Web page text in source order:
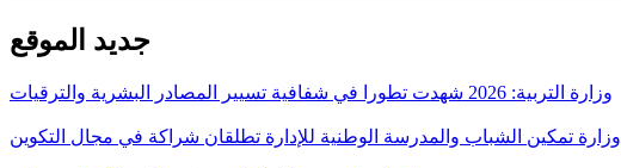
جديد الموقع
وزارة التربية: 2026 شهدت تطورا في شفافية تسيير المصادر البشرية والترقيات
وزارة تمكين الشباب والمدرسة الوطنية للإدارة تطلقان شراكة في مجال التكوين